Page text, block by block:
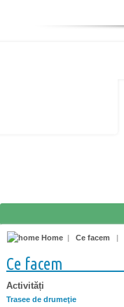
Home | Ce facem |
Ce facem
Activități
Trasee de drumeţie